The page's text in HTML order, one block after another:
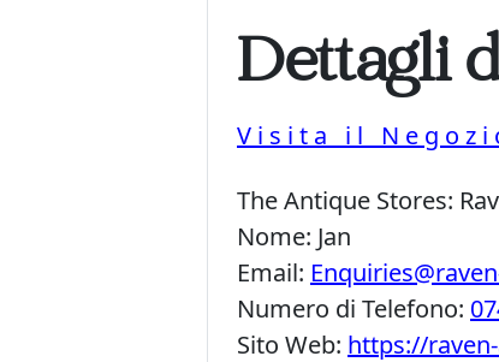
Dettagli
Visita il
The Antique Stores:
Nome: Jan
Email:
Numero di Telefono:
Sito Web: https://